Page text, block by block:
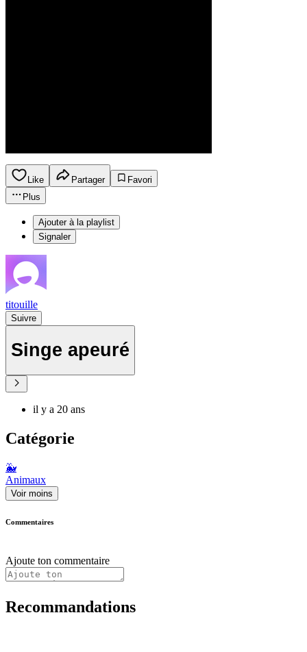
Like Partager
Favori
Plus
Ajouter à la playlist
Signaler
titouille
Suivre
Singe apeuré
il y a 20 ans
Catégorie
🐳
Animaux
Voir moins
Commentaires
Ajoute ton commentaire
Recommandations